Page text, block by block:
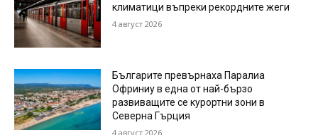
климатици въпреки рекордните жеги
4 август 2026
Българите превърнаха Паралиа
Офриниу в една от най-бързо
развиващите се курортни зони в
Северна Гърция
4 август 2026